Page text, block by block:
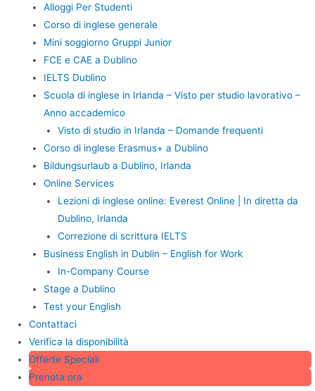
Alloggi Per Studenti
Corso di inglese generale
Mini soggiorno Gruppi Junior
FCE e CAE a Dublino
IELTS Dublino
Scuola di inglese in Irlanda – Visto per studio lavorativo –
Anno accademico
Visto di studio in Irlanda – Domande frequenti
Corso di inglese Erasmus+ a Dublino
Bildungsurlaub a Dublino, Irlanda
Online Services
Lezioni di inglese online: Everest Online | In diretta da
Dublino, Irlanda
Correzione di scrittura IELTS
Business English in Dublin – English for Work
In-Company Course
Stage a Dublino
Test your English
Contattaci
Verifica la disponibilità
Offerte Speciali
Prenota ora